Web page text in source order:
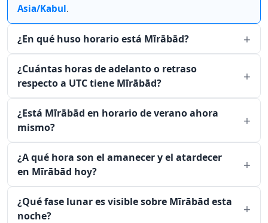
Asia/Kabul.
¿En qué huso horario está Mīrābād?
¿Cuántas horas de adelanto o retraso
respecto a UTC tiene Mīrābād?
¿Está Mīrābād en horario de verano ahora
mismo?
¿A qué hora son el amanecer y el atardecer
en Mīrābād hoy?
¿Qué fase lunar es visible sobre Mīrābād esta
noche?